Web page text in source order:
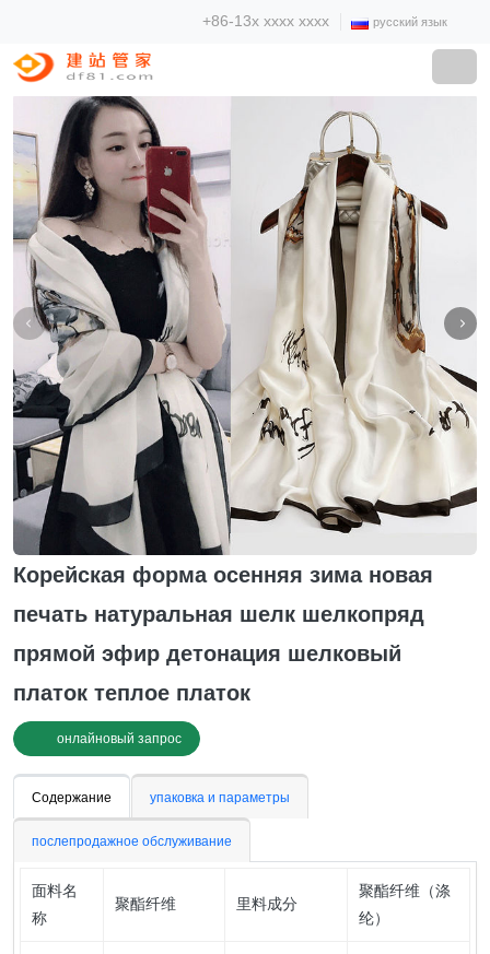
+86-13x xxxx xxxx русский язык
Корейская форма осенняя зима новая
печать натуральная шелк шелкопряд
прямой эфир детонация шелковый
платок теплое платок
онлайновый запрос
Содержание упаковка и параметры
послепродажное обслуживание
面料名
称
聚酯纤维 里料成分
聚酯纤维（涤
纶）